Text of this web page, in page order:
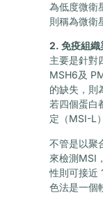
為低度微衛
則稱為微衛
2. 免疫組
主要是針對
MSH6及
的缺失，則
若四個蛋白
定（MSI-L
不管是以聚
來檢測MSI
性則可接近
色法是一個